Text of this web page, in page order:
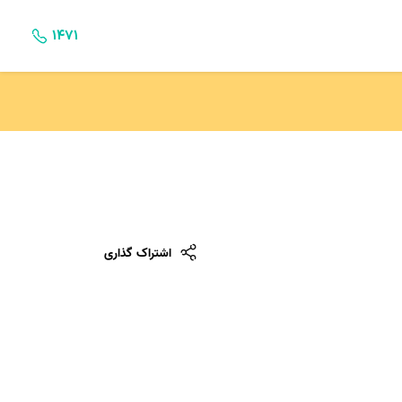
۱۴۷۱
اشتراک گذاری